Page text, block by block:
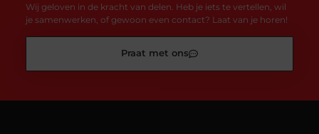
Wij geloven in de kracht van delen. Heb je iets te vertellen, wil
je samenwerken, of gewoon even contact? Laat van je horen!
Praat met ons